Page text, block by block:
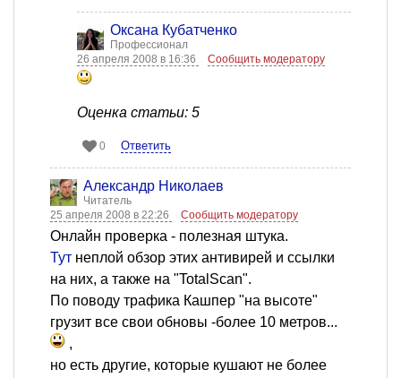
Оксана Кубатченко
Профессионал
26 апреля 2008 в 16:36
Сообщить модератору
Оценка статьи: 5
0 Ответить
Александр Николаев
Читатель
25 апреля 2008 в 22:26
Сообщить модератору
Онлайн проверка - полезная штука.
Тут неплой обзор этих антивирей и ссылки
на них, а также на "TotalScan".
По поводу трафика Кашпер "на высоте"
грузит все свои обновы -более 10 метров...
,
но есть другие, которые кушают не более